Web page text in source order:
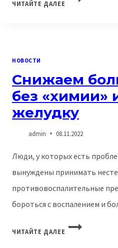
ЧИТАЙТЕ ДАЛЕЕ
НОВОСТИ
Снижаем
без «химии»
желудку
admin 08.11.2022
Люди, у которых есть
вынуждены принимать
противовоспалительные
бороться с воспалением и
ЧИТАЙТЕ ДАЛЕЕ
СНИЖАЕМ